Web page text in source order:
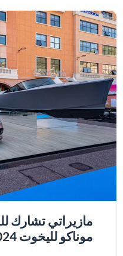
مازيراتي تشارك
موناكو لليخوت 2024